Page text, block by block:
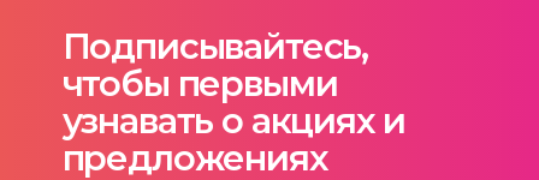
Подписывайтесь,
чтобы первыми
узнавать о акциях и
предложениях